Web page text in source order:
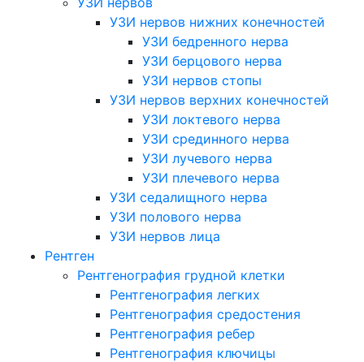
УЗИ нервов нижних конечностей
УЗИ бедренного нерва
УЗИ берцового нерва
УЗИ нервов стопы
УЗИ нервов верхних конечностей
УЗИ локтевого нерва
УЗИ срединного нерва
УЗИ лучевого нерва
УЗИ плечевого нерва
УЗИ седалищного нерва
УЗИ полового нерва
УЗИ нервов лица
Рентген
Рентгенография грудной клетки
Рентгенография легких
Рентгенография средостения
Рентгенография ребер
Рентгенография ключицы